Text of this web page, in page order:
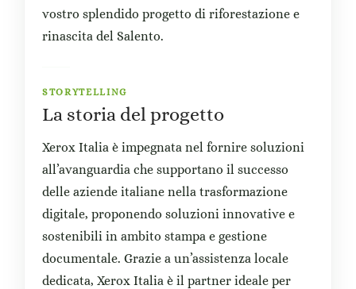
vostro splendido progetto di riforestazione e
rinascita del Salento.
STORYTELLING
La storia del progetto
Xerox Italia è impegnata nel fornire soluzioni
all’avanguardia che supportano il successo
delle aziende italiane nella trasformazione
digitale, proponendo soluzioni innovative e
sostenibili in ambito stampa e gestione
documentale. Grazie a un’assistenza locale
dedicata, Xerox Italia è il partner ideale per